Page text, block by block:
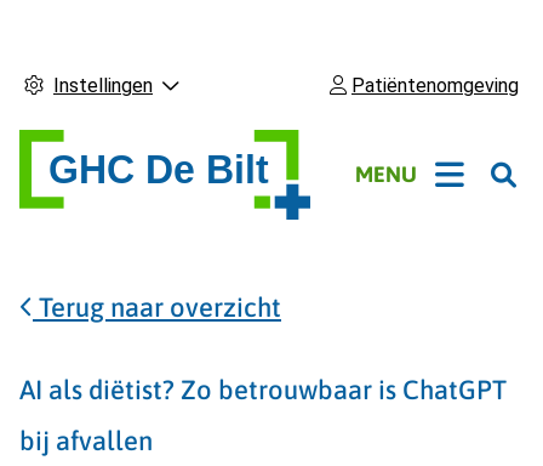
Instellingen Patiëntenomgeving
Hoofdmenu
MENU
Terug naar overzicht
AI als diëtist? Zo betrouwbaar is ChatGPT
bij afvallen